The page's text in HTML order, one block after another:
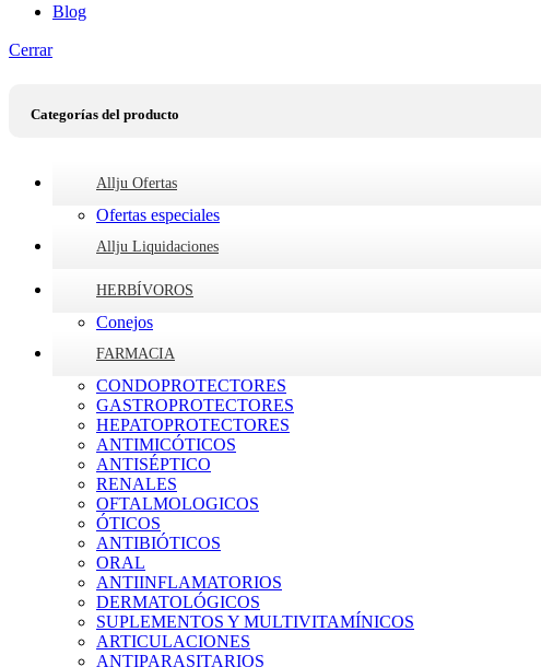
Blog
Cerrar
Categorías del producto
Allju Ofertas
Ofertas especiales
Allju Liquidaciones
HERBÍVOROS
Conejos
FARMACIA
CONDOPROTECTORES
GASTROPROTECTORES
HEPATOPROTECTORES
ANTIMICÓTICOS
ANTISÉPTICO
RENALES
OFTALMOLOGICOS
ÓTICOS
ANTIBIÓTICOS
ORAL
ANTIINFLAMATORIOS
DERMATOLÓGICOS
SUPLEMENTOS Y MULTIVITAMÍNICOS
ARTICULACIONES
ANTIPARASITARIOS